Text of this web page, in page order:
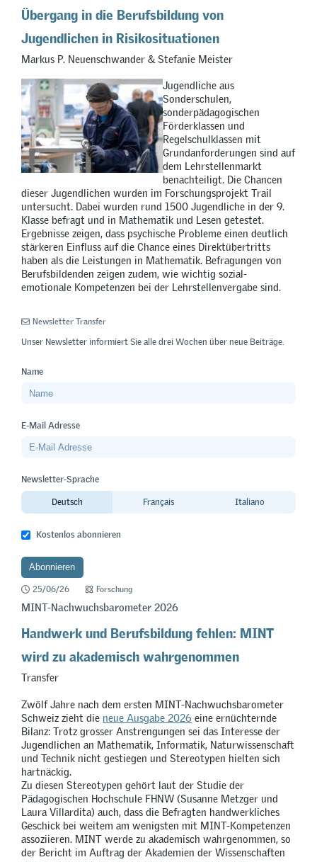
Übergang in die Berufsbildung von
Jugendlichen in Risikosituationen
Markus P. Neuenschwander & Stefanie Meister
Jugendliche aus
Sonderschulen,
sonderpädagogischen
Förderklassen und
Regelschulklassen mit
Grundanforderungen sind auf
dem Lehrstellenmarkt
benachteiligt. Die Chancen
dieser Jugendlichen wurden im Forschungsprojekt Trail
untersucht. Dabei wurden rund 1500 Jugendliche in der 9.
Klasse befragt und in Mathematik und Lesen getestet.
Ergebnisse zeigen, dass psychische Probleme einen deutlich
stärkeren Einfluss auf die Chance eines Direktübertritts
haben als die Leistungen in Mathematik. Befragungen von
Berufsbildenden zeigen zudem, wie wichtig sozial-
emotionale Kompetenzen bei der Lehrstellenvergabe sind.
Newsletter Transfer
Unser Newsletter informiert Sie alle drei Wochen über neue Beiträge.
Name
E-Mail Adresse
Newsletter-Sprache
Deutsch
Français Italiano
Kostenlos abonnieren
25/06/26 Forschung
MINT-Nachwuchsbarometer 2026
Handwerk und Berufsbildung fehlen: MINT
wird zu akademisch wahrgenommen
Transfer
Zwölf Jahre nach dem ersten MINT-Nachwuchsbarometer
Schweiz zieht die neue Ausgabe 2026 eine ernüchternde
Bilanz: Trotz grosser Anstrengungen sei das Interesse der
Jugendlichen an Mathematik, Informatik, Naturwissenschaft
und Technik nicht gestiegen und Stereotypen hielten sich
hartnäckig.
Zu diesen Stereotypen gehört laut der Studie der
Pädagogischen Hochschule FHNW (Susanne Metzger und
Laura Villardita) auch, dass die Befragten handwerkliches
Geschick bei weitem am wenigsten mit MINT-Kompetenzen
assoziieren. MINT werde zu akademisch wahrgenommen, so
der Bericht im Auftrag der Akademien der Wissenschaften